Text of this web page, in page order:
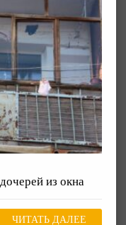
из окна
ЧИТАТЬ ДАЛЕЕ